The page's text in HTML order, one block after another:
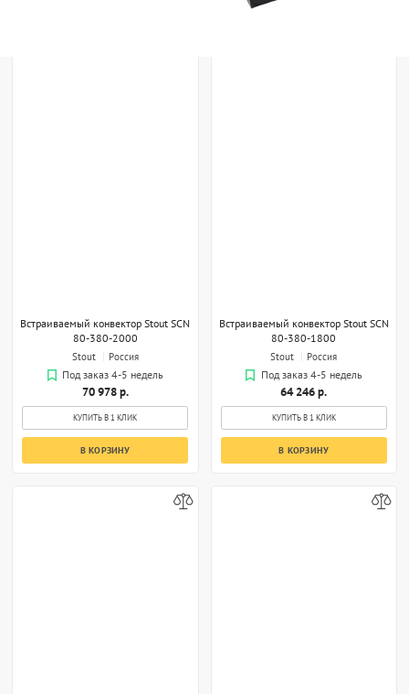
Встраиваемый конвектор Stout SCN
80-380-2000
Stout
Россия
Под заказ 4-5 недель
70 978 р.
КУПИТЬ В 1 КЛИК
В КОРЗИНУ
Встраиваемый конвектор Stout SCN
80-380-1800
Stout
Россия
Под заказ 4-5 недель
64 246 р.
КУПИТЬ В 1 КЛИК
В КОРЗИНУ